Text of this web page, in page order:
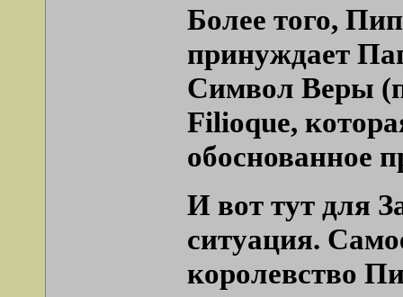
Более того,
принуждает
Символ Веры
Filioque,
обоснованное
И вот тут для
ситуация.
королевство